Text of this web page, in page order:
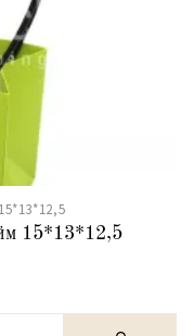
15*13*12,5